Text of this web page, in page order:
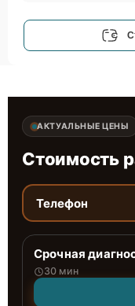
АКТУАЛЬНЫЕ ЦЕНЫ
Стоимость
Телефон
Срочная
30 мин